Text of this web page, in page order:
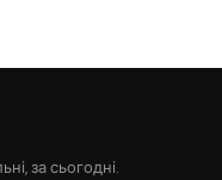
за сьогодні.